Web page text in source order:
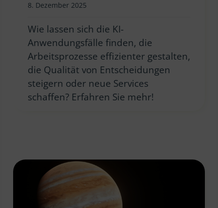
8. Dezember 2025
Wie lassen sich die KI-
Anwendungsfälle finden, die
Arbeitsprozesse effizienter gestalten,
die Qualität von Entscheidungen
steigern oder neue Services
schaffen? Erfahren Sie mehr!